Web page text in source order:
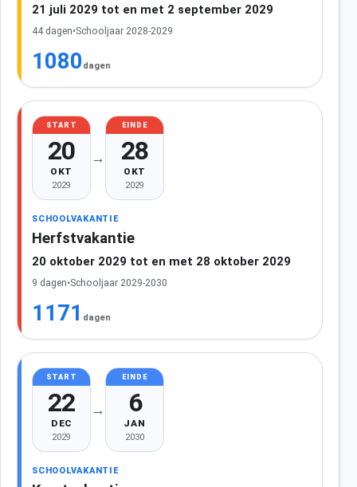
21 juli 2029 tot en met 2 september 2029
44 dagen•Schooljaar 2028-2029
1080 dagen
START
20
OKT
2029
→
EINDE
28
OKT
2029
SCHOOLVAKANTIE
Herfstvakantie
20 oktober 2029 tot en met 28 oktober 2029
9 dagen•Schooljaar 2029-2030
1171 dagen
START
22
DEC
2029
→
EINDE
6
JAN
2030
SCHOOLVAKANTIE